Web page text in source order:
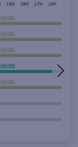
15H 16H 17H 18H